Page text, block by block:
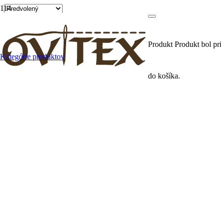
Produkt Produkt bol
do košíka.
Kategórie produktov